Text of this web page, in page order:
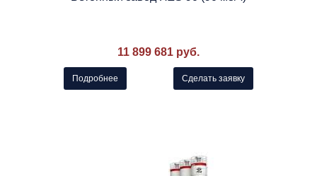
11 899 681 руб.
Подробнее Сделать заявку